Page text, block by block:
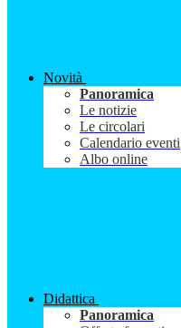
Novità
Panoramica
Le notizie
Le circolari
Calendario eventi
Albo online
Didattica
Panoramica